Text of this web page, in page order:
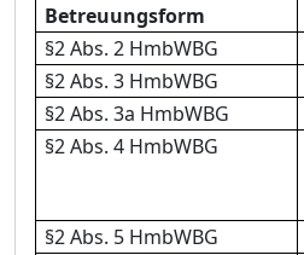
Betreuungsform
§2 Abs. 2 HmbWBG
§2 Abs. 3 HmbWBG
§2 Abs. 3a HmbWBG
§2 Abs. 4 HmbWBG
§2 Abs. 5 HmbWBG